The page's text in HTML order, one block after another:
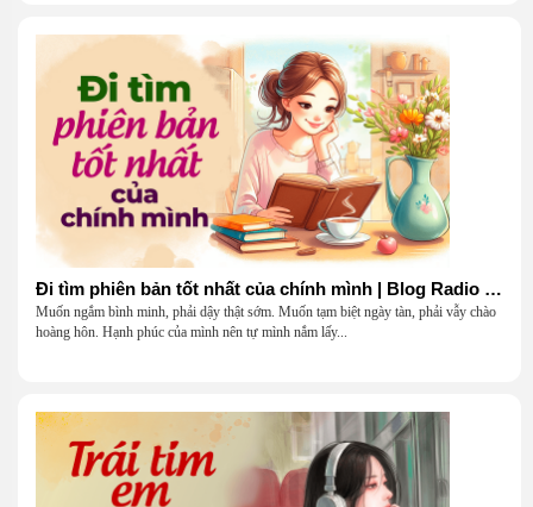
Đi tìm phiên bản tốt nhất của chính mình | Blog Radio 903
Muốn ngắm bình minh, phải dậy thật sớm. Muốn tạm biệt ngày tàn, phải vẫy chào
hoàng hôn. Hạnh phúc của mình nên tự mình nắm lấy...